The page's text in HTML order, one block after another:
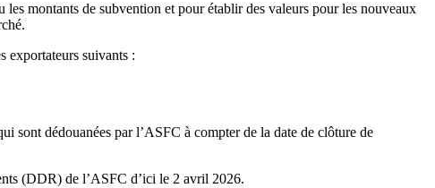
montants de subvention et pour établir des valeurs pour les nouveaux
exportateurs suivants :
sont dédouanées par l’ASFC à compter de la date de clôture de
(DDR) de l’ASFC d’ici le 2 avril 2026.